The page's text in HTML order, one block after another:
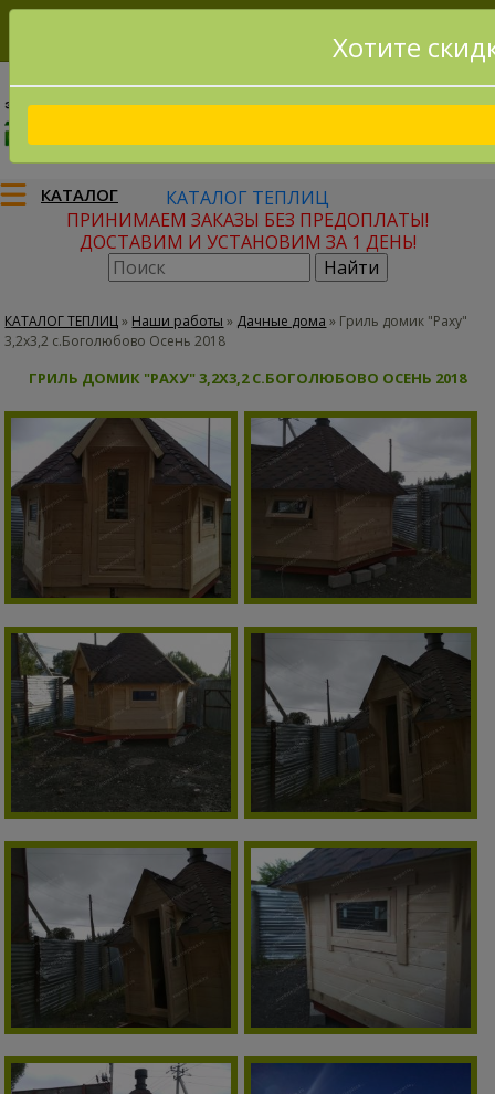
8(915)795-56-02
КАТАЛОГ
КАТАЛОГ ТЕПЛИЦ
ПРИНИМАЕМ ЗАКАЗЫ БЕЗ ПРЕДОПЛАТЫ!
ДОСТАВИМ И УСТАНОВИМ ЗА 1 ДЕНЬ!
КАТАЛОГ ТЕПЛИЦ» Наши работы » Дачные дома » Гриль домик "Раху"
3,2х3,2 с.Боголюбово Осень 2018
ГРИЛЬ ДОМИК "РАХУ" 3,2Х3,2 С.БОГОЛЮБОВО ОСЕНЬ 2018
Хотите